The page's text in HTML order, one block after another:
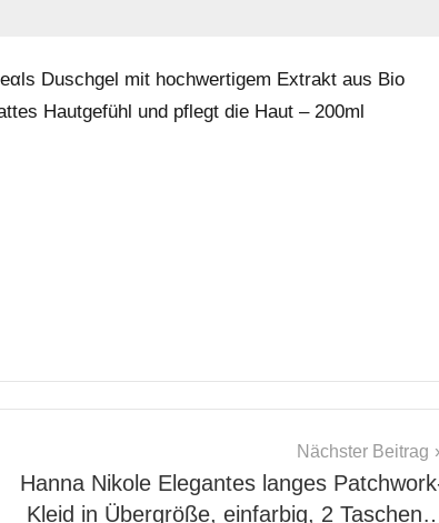
Duschgel mit hochwertigem Extrakt aus Bio
Hautgefühl und pflegt die Haut – 200ml
Nächster Beitrag
Hanna Nikole Elegantes langes
Kleid in Übergröße, einfarbig, 2